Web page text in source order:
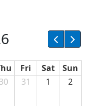
Fri Sat
Sun
ugovora sa neprofitnim
30 31 1 2